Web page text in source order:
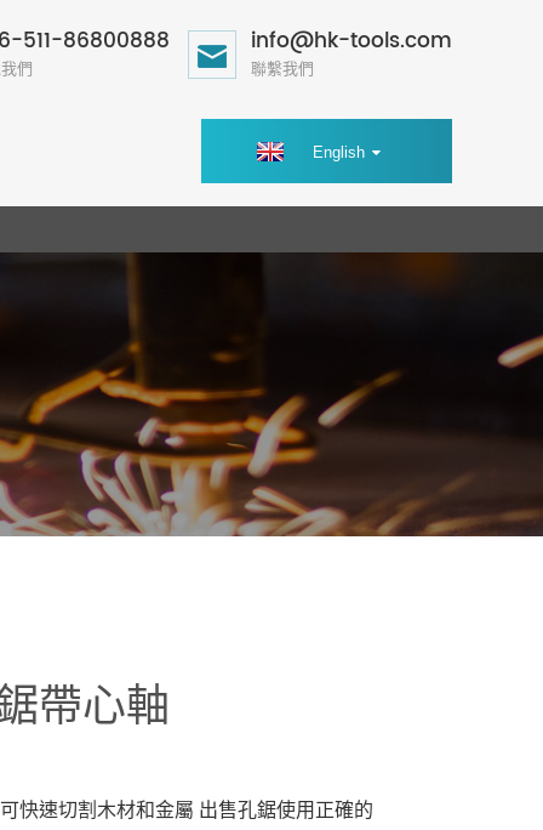
511-86800888
們
info@hk-tools.com
聯繫我們
English
帶心軸
快速切割木材和金屬 出售孔鋸使用正確的